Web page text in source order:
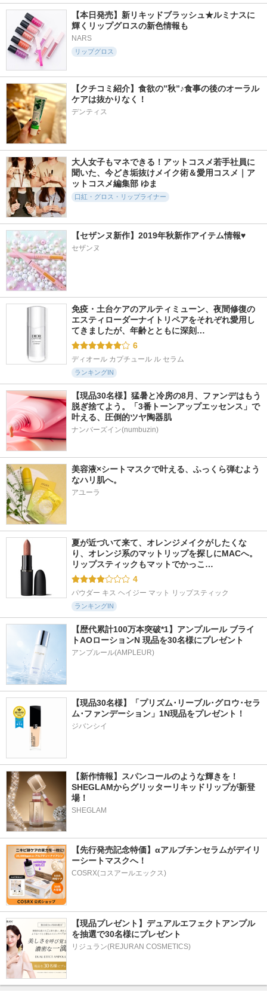
【本日発売】新リキッドブラッシュ★ルミナスに
輝くリップグロスの新色情報も
NARS
リップグロス
【クチコミ紹介】食欲の”秋”♪食事の後のオーラル
ケアは抜かりなく！
デンティス
大人女子もマネできる！アットコスメ若手社員に
聞いた、今どき垢抜けメイク術＆愛用コスメ｜ア
ットコスメ編集部 ゆま
口紅・グロス・リップライナー
【セザンヌ新作】2019年秋新作アイテム情報♥
セザンヌ
免疫・土台ケアのアルティミューン、夜間修復の
エスティローダーナイトリペアをそれぞれ愛用し
てきましたが、年齢とともに深刻…
6
ディオール カプチュール ル セラム
ランキングIN
【現品30名様】猛暑と冷房の8月、ファンデはもう
脱ぎ捨てよう。「3番トーンアップエッセンス」で
叶える、圧倒的ツヤ陶器肌
ナンバーズイン(numbuzin)
美容液×シートマスクで叶える、ふっくら弾むよう
なハリ肌へ。
アユーラ
夏が近づいて来て、オレンジメイクがしたくな
り、オレンジ系のマットリップを探しにMACへ。
リップスティックもマットでかっこ…
4
パウダー キス ヘイジー マット リップスティック
ランキングIN
【歴代累計100万本突破*1】アンプルール ブライ
トAOローションN 現品を30名様にプレゼント
アンプルール(AMPLEUR)
【現品30名様】「プリズム･リーブル･グロウ･セラ
ジバンシイ
【新作情報】スパンコールのような輝きを！
SHEGLAMからグリッターリキッドリップが新登
場！
SHEGLAM
【先行発売記念特価】αアルブチンセラムがデイリ
ーシートマスクへ！
COSRX(コスアールエックス)
【現品プレゼント】デュアルエフェクトアンプル
を抽選で30名様にプレゼント
リジュラン(REJURAN COSMETICS)